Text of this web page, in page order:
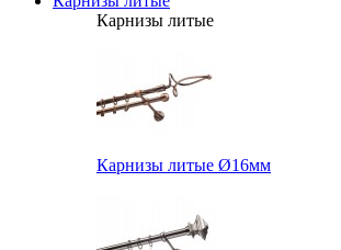
Карнизы литые
Карнизы литые Ø16мм